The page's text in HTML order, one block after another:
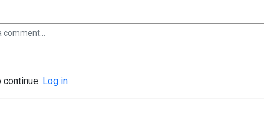
continue. Log in